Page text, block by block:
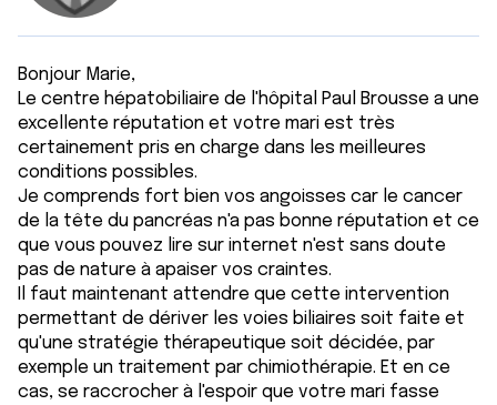
Bonjour Marie,
Le centre hépatobiliaire de l'hôpital Paul Brousse a une
excellente réputation et votre mari est très
certainement pris en charge dans les meilleures
conditions possibles.
Je comprends fort bien vos angoisses car le cancer
de la tête du pancréas n'a pas bonne réputation et ce
que vous pouvez lire sur internet n'est sans doute
pas de nature à apaiser vos craintes.
Il faut maintenant attendre que cette intervention
permettant de dériver les voies biliaires soit faite et
qu'une stratégie thérapeutique soit décidée, par
exemple un traitement par chimiothérapie. Et en ce
cas, se raccrocher à l'espoir que votre mari fasse